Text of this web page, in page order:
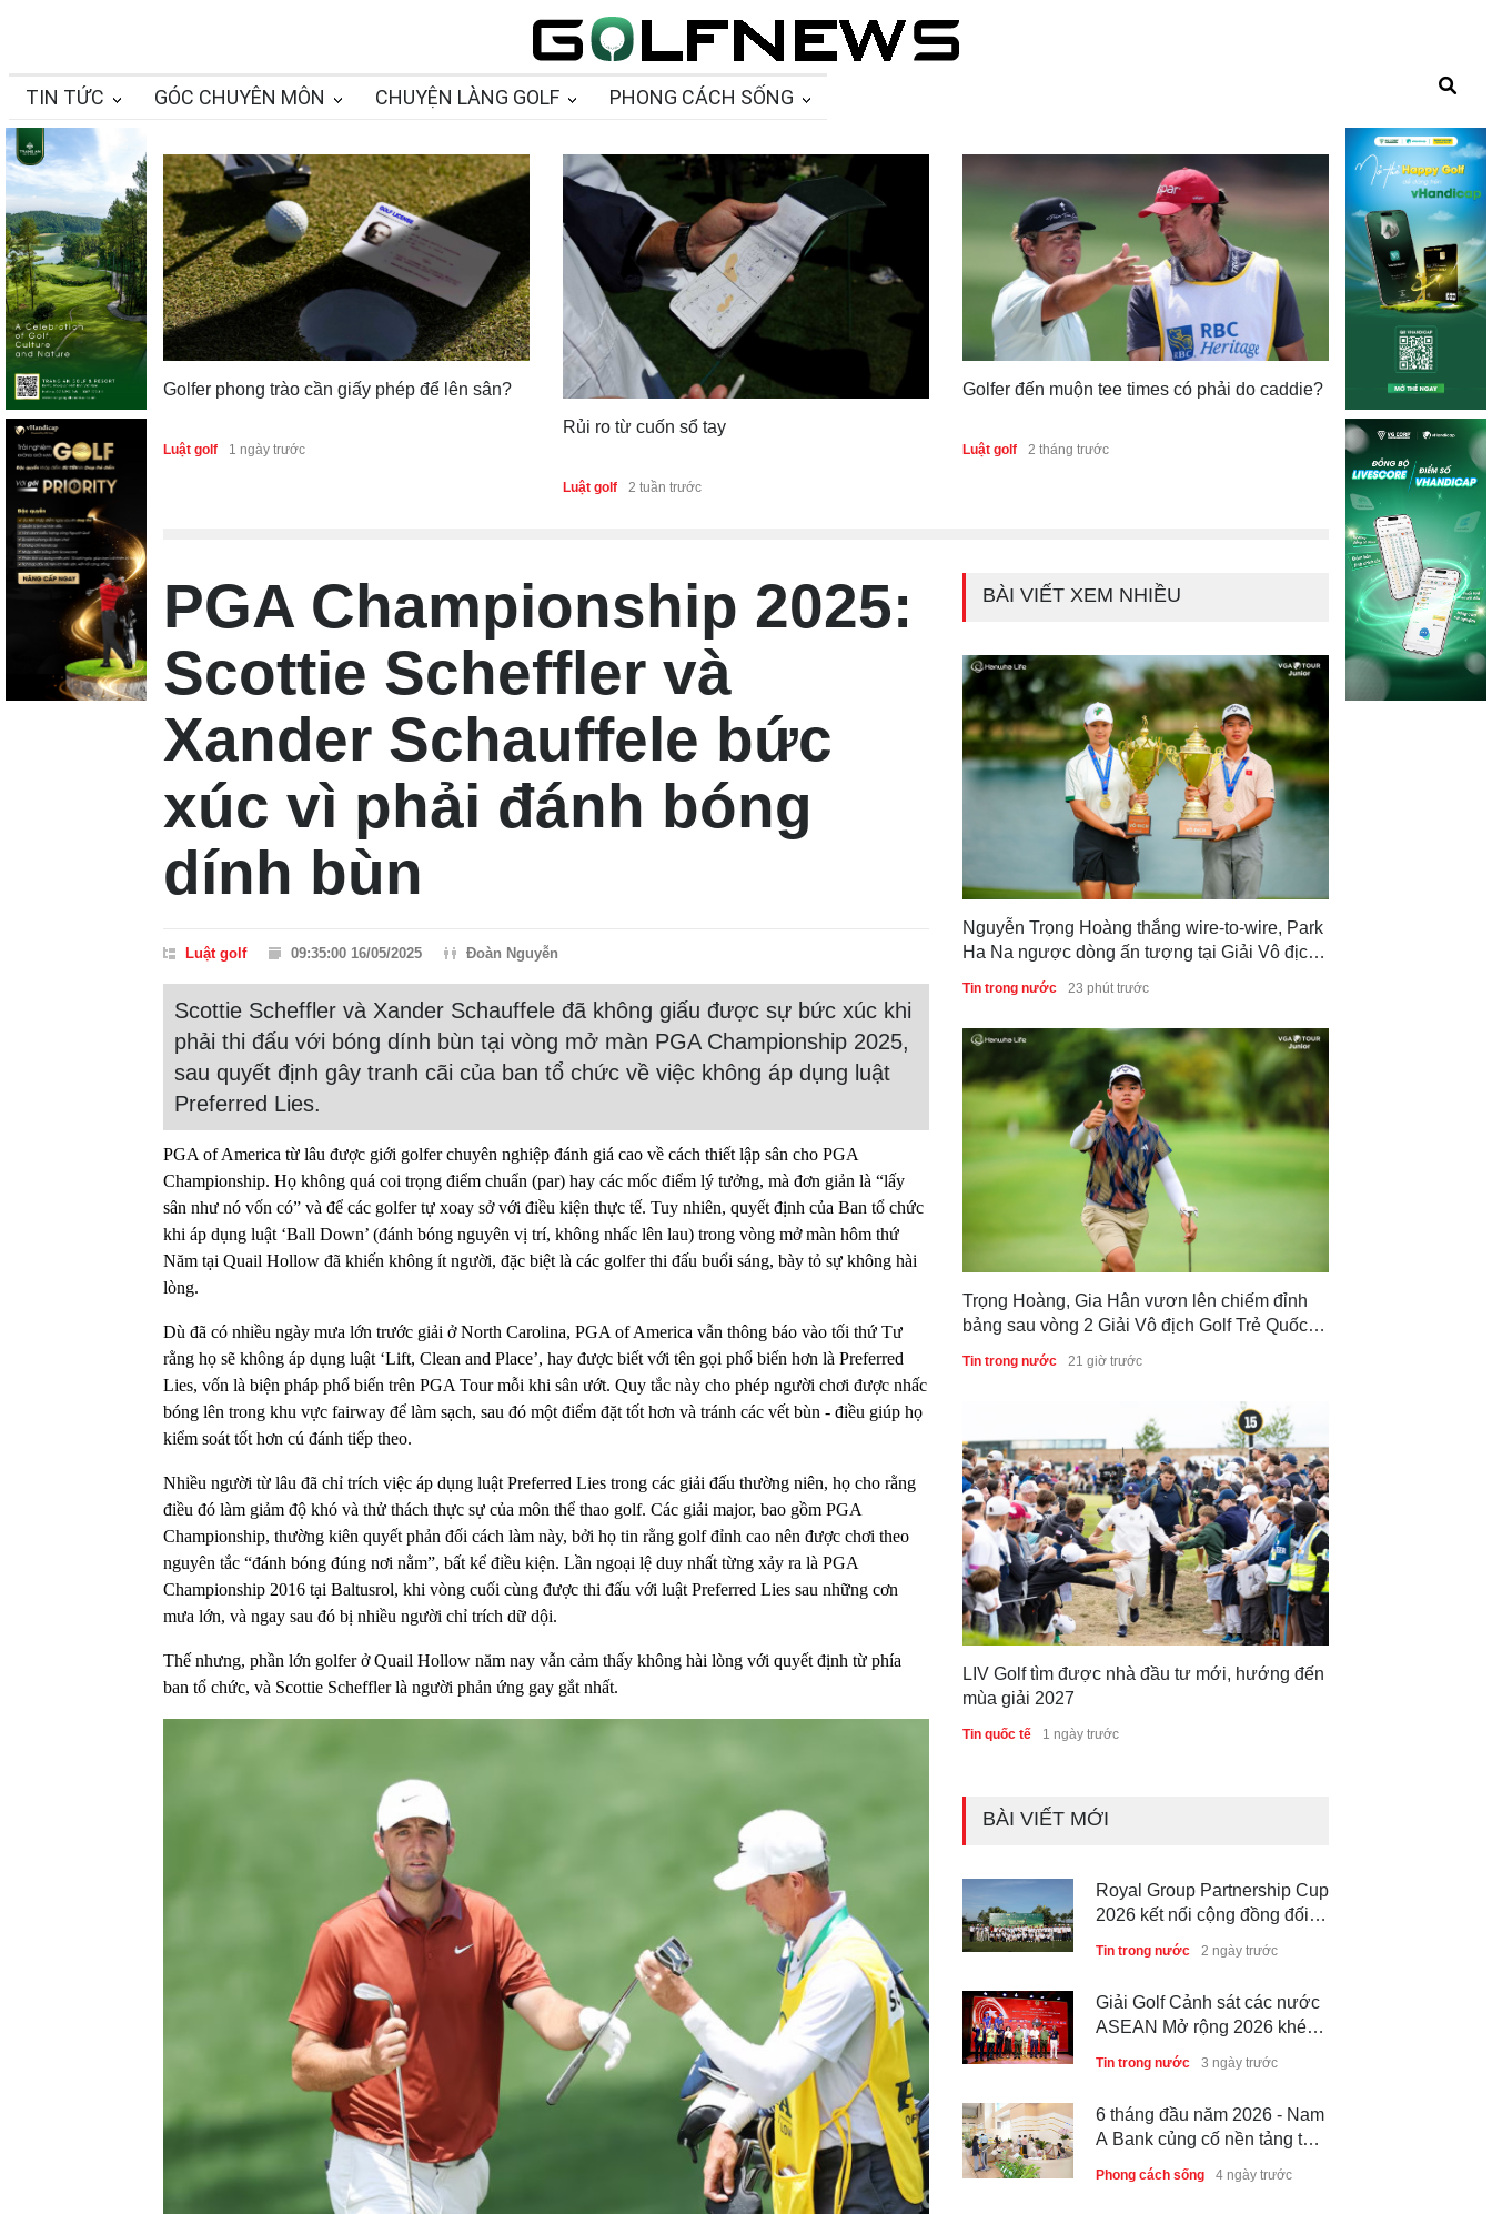
TIN TỨC GÓC CHUYÊN MÔN CHUYỆN LÀNG GOLF PHONG CÁCH SỐNG
Golfer phong trào cần giấy phép để lên sân?
Luật golf 1 ngày trước
Rủi ro từ cuốn sổ tay
Luật golf 2 tuần trước
Golfer đến muộn tee times có phải do caddie?
Luật golf 2 tháng trước
PGA
tranh cãi với
fairway
Luật golf 2 tháng
PGA Championship 2025:
Scottie Scheffler và
Xander Schauffele bức
xúc vì phải đánh bóng
dính bùn
Luật golf 09:35:00 16/05/2025 Đoàn Nguyễn
Scottie Scheffler và Xander Schauffele đã không giấu được sự bức xúc khi
phải thi đấu với bóng dính bùn tại vòng mở màn PGA Championship 2025,
sau quyết định gây tranh cãi của ban tổ chức về việc không áp dụng luật
Preferred Lies.
PGA of America từ lâu được giới golfer chuyên nghiệp đánh giá cao về cách thiết lập sân cho PGA
Championship. Họ không quá coi trọng điểm chuẩn (par) hay các mốc điểm lý tưởng, mà đơn giản là “lấy
sân như nó vốn có” và để các golfer tự xoay sở với điều kiện thực tế. Tuy nhiên, quyết định của Ban tổ chức
khi áp dụng luật ‘Ball Down’ (đánh bóng nguyên vị trí, không nhấc lên lau) trong vòng mở màn hôm thứ
Năm tại Quail Hollow đã khiến không ít người, đặc biệt là các golfer thi đấu buổi sáng, bày tỏ sự không hài
lòng.
Dù đã có nhiều ngày mưa lớn trước giải ở North Carolina, PGA of America vẫn thông báo vào tối thứ Tư
rằng họ sẽ không áp dụng luật ‘Lift, Clean and Place’, hay được biết với tên gọi phổ biến hơn là Preferred
Lies, vốn là biện pháp phổ biến trên PGA Tour mỗi khi sân ướt. Quy tắc này cho phép người chơi được nhấc
bóng lên trong khu vực fairway để làm sạch, sau đó một điểm đặt tốt hơn và tránh các vết bùn - điều giúp họ
kiểm soát tốt hơn cú đánh tiếp theo.
Nhiều người từ lâu đã chỉ trích việc áp dụng luật Preferred Lies trong các giải đấu thường niên, họ cho rằng
điều đó làm giảm độ khó và thử thách thực sự của môn thể thao golf. Các giải major, bao gồm PGA
Championship, thường kiên quyết phản đối cách làm này, bởi họ tin rằng golf đỉnh cao nên được chơi theo
nguyên tắc “đánh bóng đúng nơi nằm”, bất kể điều kiện. Lần ngoại lệ duy nhất từng xảy ra là PGA
Championship 2016 tại Baltusrol, khi vòng cuối cùng được thi đấu với luật Preferred Lies sau những cơn
mưa lớn, và ngay sau đó bị nhiều người chỉ trích dữ dội.
Thế nhưng, phần lớn golfer ở Quail Hollow năm nay vẫn cảm thấy không hài lòng với quyết định từ phía
ban tổ chức, và Scottie Scheffler là người phản ứng gay gắt nhất.
BÀI VIẾT XEM NHIỀU
Nguyễn Trọng Hoàng thắng wire-to-wire, Park
Ha Na ngược dòng ấn tượng tại Giải Vô địch
Golf Trẻ Quốc gia 2026
Tin trong nước 23 phút trước
Trọng Hoàng, Gia Hân vươn lên chiếm đỉnh
bảng sau vòng 2 Giải Vô địch Golf Trẻ Quốc
Tin trong nước 21 giờ trước
LIV Golf tìm được nhà đầu tư mới, hướng đến
mùa giải 2027
Tin quốc tế 1 ngày trước
BÀI VIẾT MỚI
Royal Group Partnership Cup
2026 kết nối cộng đồng đối
tác tại Royal Long An Golf &
Country Club
Tin trong nước 2 ngày trước
Giải Golf Cảnh sát các nước
ASEAN Mở rộng 2026 khép
lại thành công, thúc đẩy giao
lưu và hợp tác quốc tế
Tin trong nước 3 ngày trước
6 tháng đầu năm 2026 - Nam
A Bank củng cố nền tảng tài
sản và năng lực dự phòng
Phong cách sống 4 ngày trước